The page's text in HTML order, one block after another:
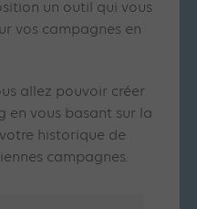
un outil qui vous
vos campagnes en
allez pouvoir créer
en vous basant sur la
historique de
campagnes.